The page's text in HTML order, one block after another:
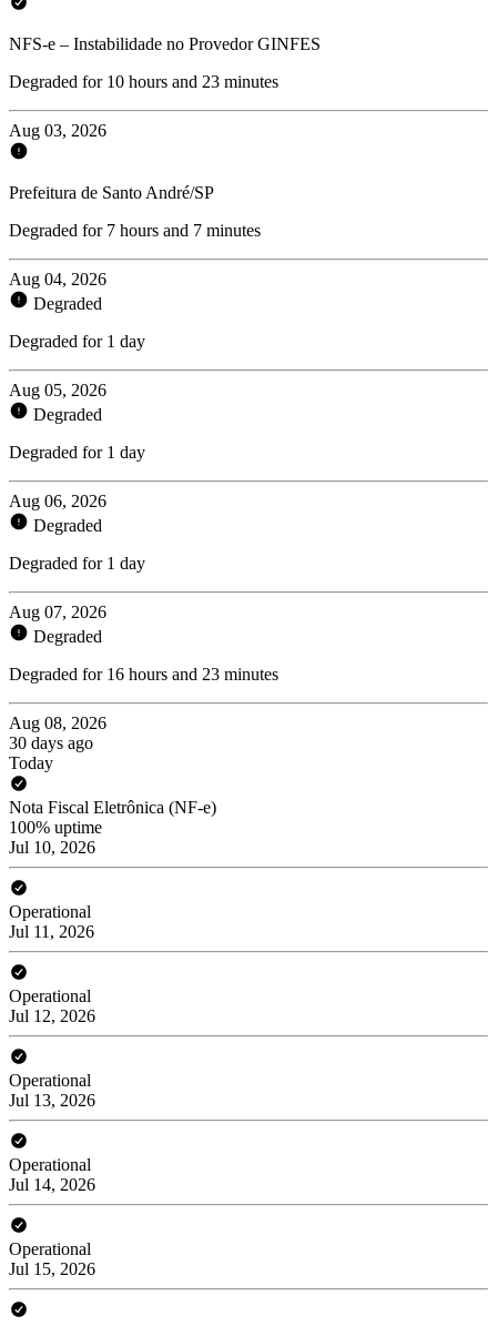
NFS-e – Instabilidade no Provedor GINFES
Degraded for 10 hours and 23 minutes
Aug 03, 2026
Prefeitura de Santo André/SP
Degraded for 7 hours and 7 minutes
Aug 04, 2026
Degraded
Degraded for 1 day
Aug 05, 2026
Degraded
Degraded for 1 day
Aug 06, 2026
Degraded
Degraded for 1 day
Aug 07, 2026
Degraded
Degraded for 16 hours and 23 minutes
Aug 08, 2026
30 days ago
Today
Nota Fiscal Eletrônica (NF-e)
100% uptime
Jul 10, 2026
Operational
Jul 11, 2026
Operational
Jul 12, 2026
Operational
Jul 13, 2026
Operational
Jul 14, 2026
Operational
Jul 15, 2026